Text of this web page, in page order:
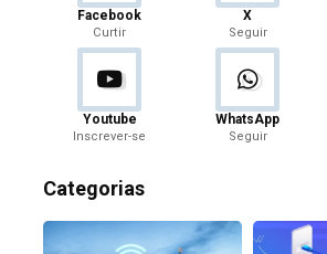
Facebook
Curtir
X
Seguir
Youtube
Inscrever-se
WhatsApp
Seguir
Categorias